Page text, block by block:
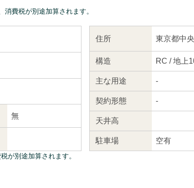
費税が別途加算されます。
無
住所 東京都中
構造 RC / 地上
主な用途 -
契約形態 -
天井高
駐車場 空有
が別途加算されます。